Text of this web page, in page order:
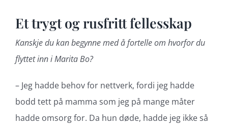
Et trygt og rusfritt fellesskap
Kanskje du kan begynne med å fortelle om hvorfor du
flyttet inn i Marita Bo?
– Jeg hadde behov for nettverk, fordi jeg hadde
bodd tett på mamma som jeg på mange måter
hadde omsorg for. Da hun døde, hadde jeg ikke så